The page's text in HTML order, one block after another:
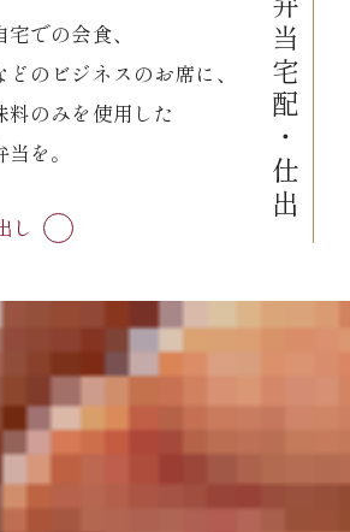
言
の
弁
当
宅
配
・
仕
出
での会食、
のビジネスのお席に、
料のみを使用した
を。
し